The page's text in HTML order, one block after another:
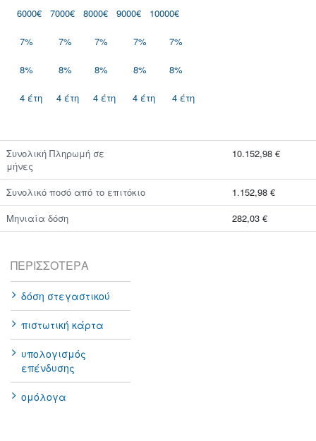
6000€ 7000€ 8000€ 9000€ 10000€
7% 7% 7% 7% 7%
8% 8% 8% 8% 8%
4 έτη 4 έτη 4 έτη 4 έτη 4 έτη
Συνολική Πληρωμή σε
μήνες
10.152,98 €
Συνολικό ποσό από το επιτόκιο
1.152,98 €
Μηνιαία δόση
282,03 €
ΠΕΡΙΣΣΌΤΕΡΑ
δόση στεγαστικού
πιστωτική κάρτα
υπολογισμός
επένδυσης
ομόλογα